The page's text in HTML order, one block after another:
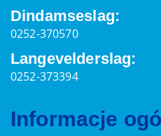
Dindamseslag:
0252-370570
Langevelderslag:
0252-373394
Informacje